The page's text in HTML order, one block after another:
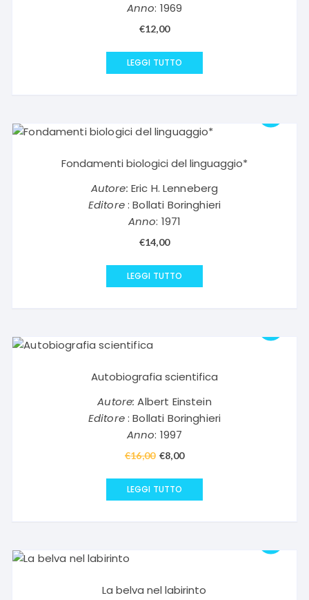
Anno: 1969
€12,00
LEGGI TUTTO
Fondamenti biologici del linguaggio*
Autore: Eric H. Lenneberg
Editore: Bollati Boringhieri
Anno: 1971
€14,00
LEGGI TUTTO
Autobiografia scientifica
Autore: Albert Einstein
Editore: Bollati Boringhieri
Anno: 1997
€16,00 Il
originale
€8,00Il
LEGGI TUTTO
La belva nel labirinto